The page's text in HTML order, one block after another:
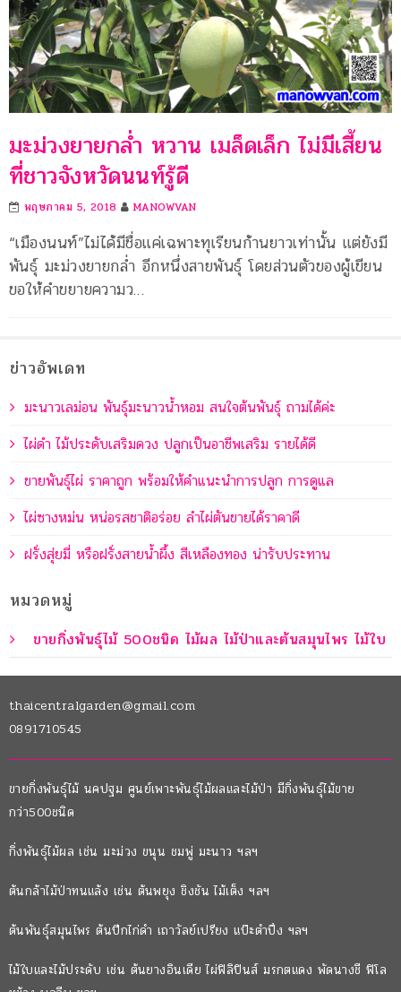
มะม่วงยายกล่ำ หวาน เมล็ดเล็ก ไม่มีเสี้ยน
ที่ชาวจังหวัดนนท์รู้ดี
พฤษภาคม 5, 2018 MANOWVAN
“เมืองนนท์”ไม่ได้มีชื่อแค่เฉพาะทุเรียนก้านยาวเท่านั้น แต่ยังมี
พันธุ์ มะม่วงยายกล่ำ อีกหนึ่งสายพันธุ์ โดยส่วนตัวของผู้เขียน
ขอให้คำขยายความว…
ข่าวอัพเดท
มะนาวเลม่อน พันธุ์มะนาวน้ำหอม สนใจต้นพันธุ์ ถามได้ค่ะ
ไผ่ดำ ไม้ประดับเสริมดวง ปลูกเป็นอาชีพเสริม รายได้ดี
ขายพันธุ์ไผ่ ราคาถูก พร้อมให้คำแนะนำการปลูก การดูแล
ไผ่ซางหม่น หน่อรสชาติอร่อย ลำไผ่ตันขายได้ราคาดี
ฝรั่งสุ่ยมี่ หรือฝรั่งสายน้ำผึ้ง สีเหลืองทอง น่ารับประทาน
หมวดหมู่
ขายกิ่งพันธุ์ไม้ 500ชนิด ไม้ผล ไม้ป่าและต้นสมุนไพร ไม้ใบ
thaicentralgarden@gmail.com
0891710545
ขายกิ่งพันธุ์ไม้ นคปฐม ศูนย์เพาะพันธุ์ไม้ผลและไม้ป่า มีกิ่งพันธุ์ไม้ขาย
กว่า500ชนิด
กิ่งพันธุ์ไม้ผล เช่น มะม่วง ขนุน ชมพู่ มะนาว ฯลฯ
ต้นกล้าไม้ป่าทนแล้ง เช่น ต้นพยุง ชิงชัน ไม้เต็ง ฯลฯ
ต้นพันธุ์สมุนไพร ต้นปีกไก่ดำ เถาวัลย์เปรียง แป๊ะตำปึง ฯลฯ
ไม้ใบและไม้ประดับ เช่น ต้นยางอินเดีย ไผ่ฟิลิปินส์ มรกตแดง พัดนางชี ฟิโล